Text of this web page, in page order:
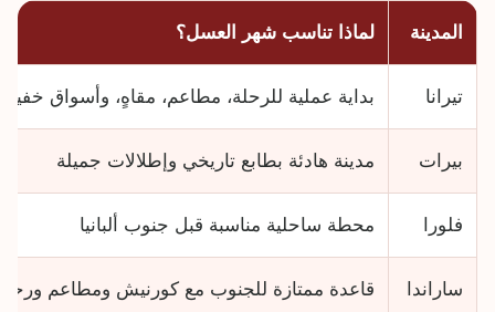
المدينة لماذا تناسب شهر العسل؟
تيرانا بداية عملية للرحلة، مطاعم، مقاهٍ، وأسواق
بيرات مدينة هادئة بطابع تاريخي وإطلالات جميلة
فلورا محطة ساحلية مناسبة قبل جنوب ألبانيا
ساراندا
قاعدة ممتازة للجنوب مع كورنيش ومطاعم